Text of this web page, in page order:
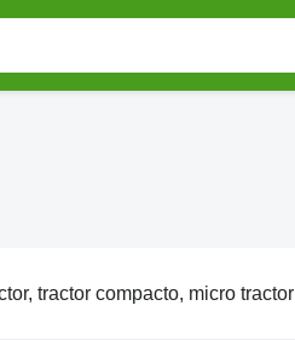
tractor compacto, micro tractor